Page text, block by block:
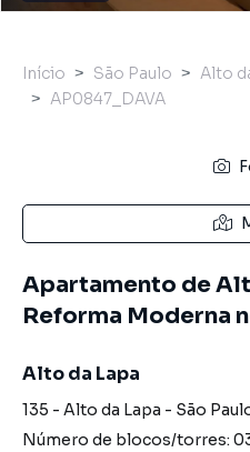
Início São Paulo Alto
AP0847_DAVA
Apartamento de
Reforma Moderna
Alto da Lapa
135 - Alto da Lapa - São
Número de blocos/torres: